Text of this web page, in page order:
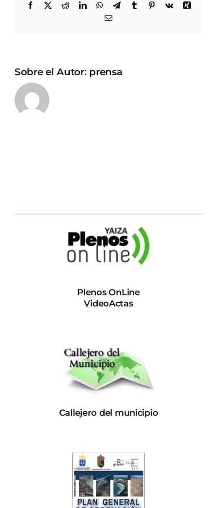
Facebook
X RedditLinkedInWhatsApp
TelegramTumblrPinterest
Vk
Xing
Correo
Sobre el Autor: prensa
Plenos OnLine
VideoActas
Callejero del municipio